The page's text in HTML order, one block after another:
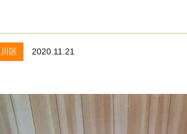
区 2020.11.21